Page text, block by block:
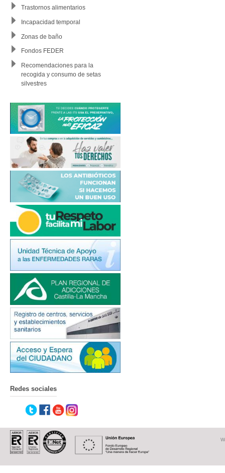
Trastornos alimentarios
Incapacidad temporal
Zonas de baño
Fondos FEDER
Recomendaciones para la
recogida y consumo de setas
silvestres
Redes sociales